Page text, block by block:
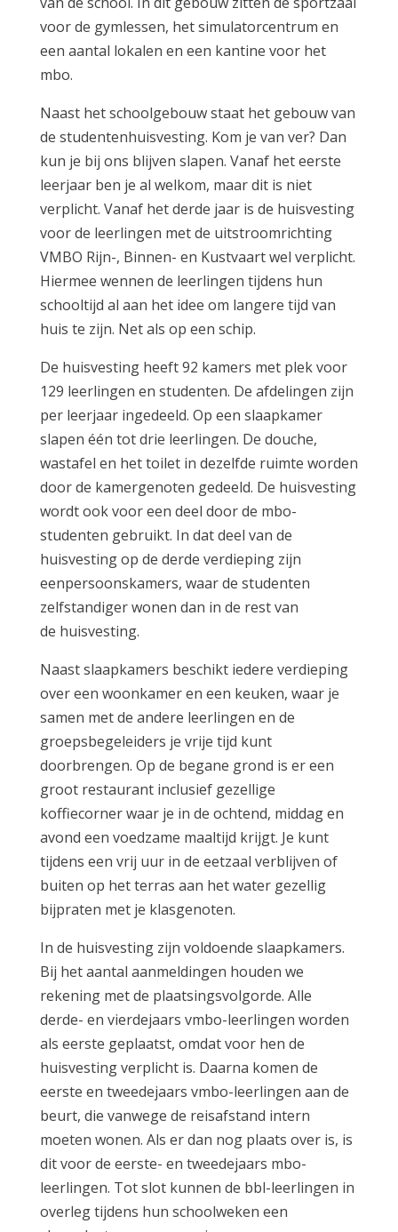
voor de gymlessen, het simulatorcentrum en
een aantal lokalen en een kantine voor het
mbo.
Naast het schoolgebouw staat het gebouw van
de studentenhuisvesting. Kom je van ver? Dan
kun je bij ons blijven slapen. Vanaf het eerste
leerjaar ben je al welkom, maar dit is niet
verplicht. Vanaf het derde jaar is de huisvesting
voor de leerlingen met de uitstroomrichting
VMBO Rijn-, Binnen- en Kustvaart wel verplicht.
Hiermee wennen de leerlingen tijdens hun
schooltijd al aan het idee om langere tijd van
huis te zijn. Net als op een schip.
De huisvesting heeft 92 kamers met plek voor
129 leerlingen en studenten. De afdelingen zijn
per leerjaar ingedeeld. Op een slaapkamer
slapen één tot drie leerlingen. De douche,
wastafel en het toilet in dezelfde ruimte worden
door de kamergenoten gedeeld. De huisvesting
wordt ook voor een deel door de mbo-
studenten gebruikt. In dat deel van de
huisvesting op de derde verdieping zijn
eenpersoonskamers, waar de studenten
zelfstandiger wonen dan in de rest van
de huisvesting.
Naast slaapkamers beschikt iedere verdieping
over een woonkamer en een keuken, waar je
samen met de andere leerlingen en de
groepsbegeleiders je vrije tijd kunt
doorbrengen. Op de begane grond is er een
groot restaurant inclusief gezellige
koffiecorner waar je in de ochtend, middag en
avond een voedzame maaltijd krijgt. Je kunt
tijdens een vrij uur in de eetzaal verblijven of
buiten op het terras aan het water gezellig
bijpraten met je klasgenoten.
In de huisvesting zijn voldoende slaapkamers.
Bij het aantal aanmeldingen houden we
rekening met de plaatsingsvolgorde. Alle
derde- en vierdejaars vmbo-leerlingen worden
als eerste geplaatst, omdat voor hen de
huisvesting verplicht is. Daarna komen de
eerste en tweedejaars vmbo-leerlingen aan de
beurt, die vanwege de reisafstand intern
moeten wonen. Als er dan nog plaats over is, is
dit voor de eerste- en tweedejaars mbo-
leerlingen. Tot slot kunnen de bbl-leerlingen in
overleg tijdens hun schoolweken een